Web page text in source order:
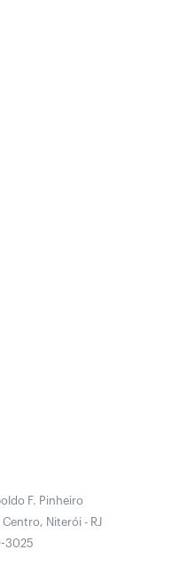
F. Pinheiro
Centro, Niterói - RJ
3025